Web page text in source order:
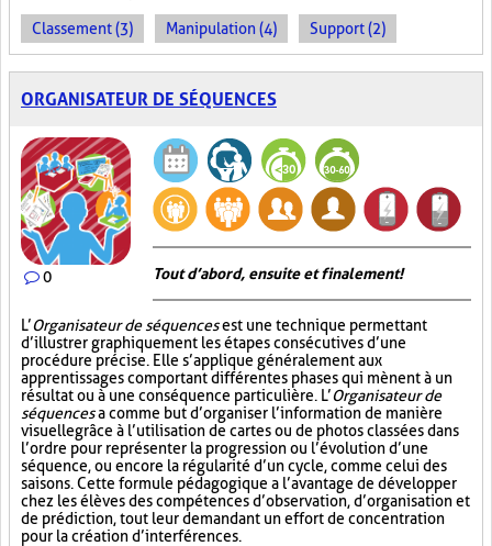
Classement (3) Manipulation (4) Support (2)
ORGANISATEUR DE SÉQUENCES
0 Tout d’abord, ensuite et finalement!
L’Organisateur de séquencesest une technique permettant
d’illustrer graphiquement les étapes consécutives d’une
procédure précise. Elle s’applique généralement aux
apprentissages comportant différentes phases qui mènent à un
résultat ou à une conséquence particulière. L’Organisateur de
séquencesa comme but d’organiser l’information de manière
visuellegrâce à l’utilisation de cartes ou de photos classées dans
l’ordre pour représenter la progression ou l’évolution d’une
séquence, ou encore la régularité d’un cycle, comme celui des
saisons. Cette formule pédagogique a l’avantage de développer
chez les élèves des compétences d’observation, d’organisation et
de prédiction, tout leur demandant un effort de concentration
pour la création d’interférences.